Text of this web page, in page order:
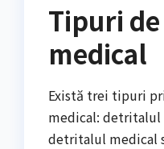
Tipuri
medical
Există trei tipuri
medical: detritalul
detritalul medical